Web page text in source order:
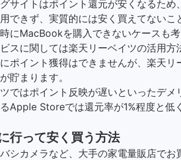
サイトはポイント還元が安くなるた
できず、実質的には安く買えてない
にMacBookを購入できないケースも考
スに関しては楽天リーベイツの活用
ポイント獲得はできませんが、楽天
貯まります。
ではポイント反映が遅いといったデ
Apple Storeでは還元率が1%程度と低
行って安く買う方法
シカメラなど、大手の家電量販店で